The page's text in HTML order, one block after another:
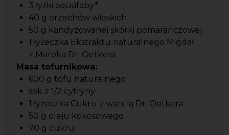
3 łyżki aquafaby*
40 g orzechów włoskich
50 g kandyzowanej skórki pomarańczowej
1 łyżeczka Ekstraktu naturalnego Migdał
z Maroka Dr. Oetkera
Masa tofurnikowa:
600 g tofu naturalnego
sok z 1/2 cytryny
1 łyżeczka Cukru z wanilią Dr. Oetkera
50 g oleju kokosowego
70 g cukru